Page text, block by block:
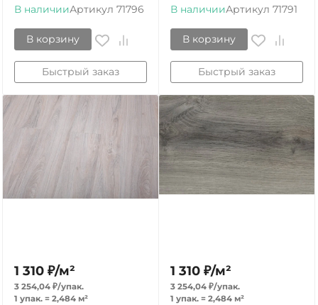
В наличииАртикул 71796
В корзину
Быстрый заказ
В наличииАртикул 71791
В корзину
Быстрый заказ
1 310 ₽/м²
3 254,04 ₽/упак.
1 упак. = 2,484 м²
1 310 ₽/м²
3 254,04 ₽/упак.
1 упак. = 2,484 м²